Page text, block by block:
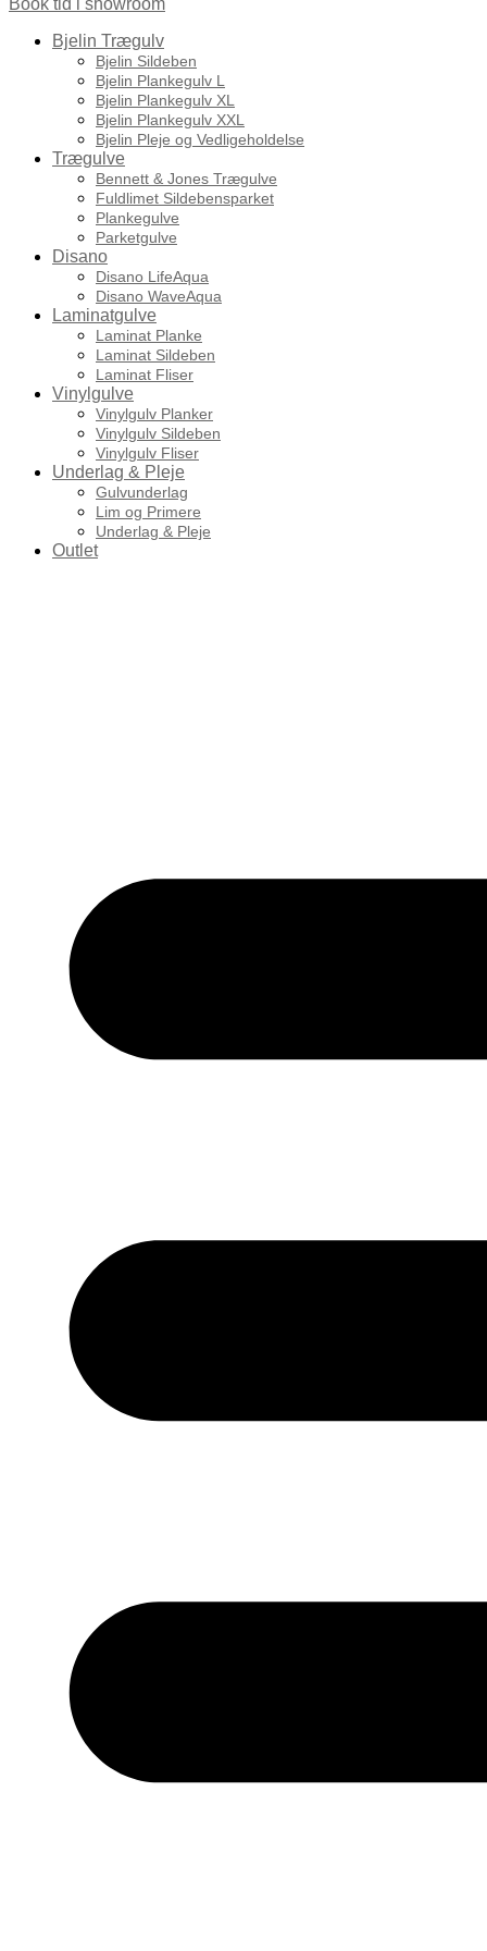
Bjelin Trægulv
Bjelin Sildeben
Bjelin Plankegulv L
Bjelin Plankegulv XL
Bjelin Plankegulv XXL
Bjelin Pleje og Vedligeholdelse
Trægulve
Bennett & Jones Trægulve
Fuldlimet Sildebensparket
Plankegulve
Parketgulve
Disano
Disano LifeAqua
Disano WaveAqua
Laminatgulve
Laminat Planke
Laminat Sildeben
Laminat Fliser
Vinylgulve
Vinylgulv Planker
Vinylgulv Sildeben
Vinylgulv Fliser
Underlag & Pleje
Gulvunderlag
Lim og Primere
Underlag & Pleje
Outlet